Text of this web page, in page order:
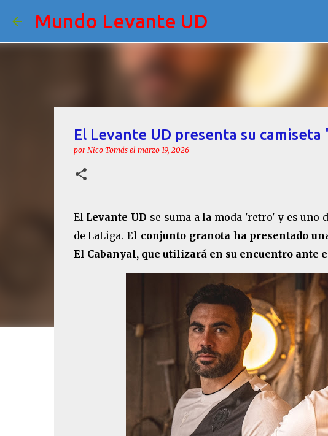
Mundo Levante UD
El Levante UD presenta su
por Nico Tomás el marzo 19, 2026
El Levante UD se suma a la moda 'retro' y es
de LaLiga.El conjunto granota ha presentado
El Cabanyal, que utilizará en su encuentro ante